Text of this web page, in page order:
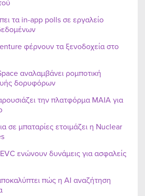
τα in-app polls σε εργαλείο
φέρνουν τα ξενοδοχεία στο
αναλαμβάνει ρομποτική
δορυφόρων
την πλατφόρμα MAIA για
σε μπαταρίες ετοιμάζει η Nuclear
ενώνουν δυνάμεις για ασφαλείς
πώς η AI αναζήτηση